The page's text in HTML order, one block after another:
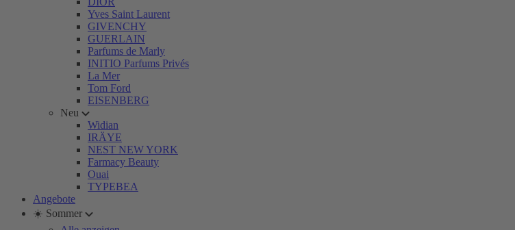
Yves Saint Laurent
GIVENCHY
GUERLAIN
Parfums de Marly
INITIO Parfums Privés
La Mer
Tom Ford
EISENBERG
Neu
Widian
IRÄYE
NEST NEW YORK
Farmacy Beauty
Ouai
TYPEBEA
Angebote
☀️ Sommer